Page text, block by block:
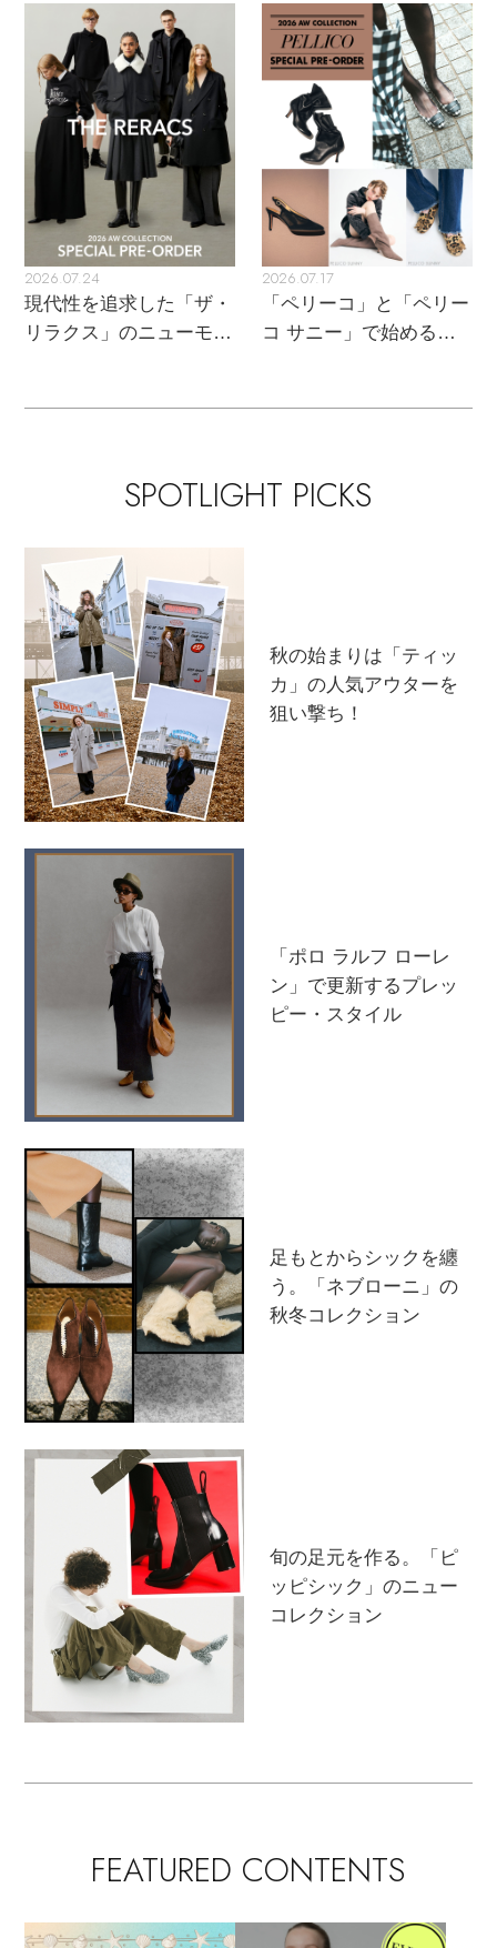
トレンドが交差する16の
UPがスタート
2026.07.24
現代性を追求した「ザ・
リラクス」のニューモダ
2026.07.17
「ペリーコ」と「ペリー
コ サニー」で始める秋
SPOTLIGHT PICKS
秋の始まりは「ティッ
カ」の人気アウターを
狙い撃ち！
「ポロ ラルフ ローレ
ン」で更新するプレッ
ピー・スタイル
足もとからシックを纏
う。「ネブローニ」の
秋冬コレクション
旬の足元を作る。「ピ
ッピシック」のニュー
コレクション
FEATURED CONTENTS